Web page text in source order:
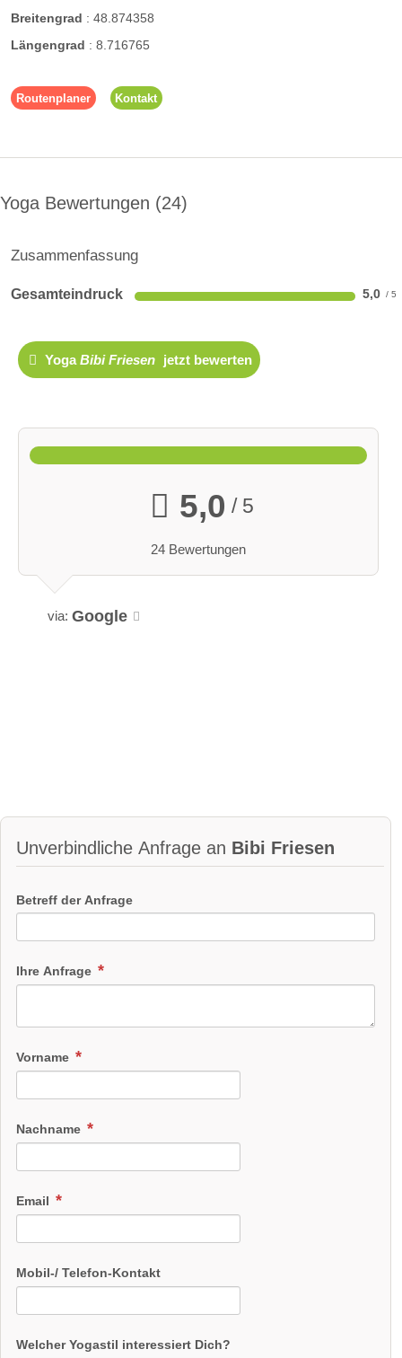
Breitengrad : 48.874358
Längengrad : 8.716765
Routenplaner Kontakt
Yoga Bewertungen 24
Zusammenfassung
Gesamteindruck 5,0
YogaBibi Friesen jetzt bewerten
5,0 / 5
24 Bewertungen
via: Google
Unverbindliche Anfrage an Bibi Friesen
Betreff der Anfrage
Ihre Anfrage
Vorname
Nachname
Email
Mobil-/ Telefon-Kontakt
Welcher Yogastil interessiert Dich?